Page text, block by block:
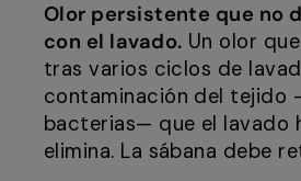
Olor persistente que no
con el lavado. Un olor
tras varios ciclos de
contaminación del tejido
bacterias— que el lavado
elimina. La sábana debe